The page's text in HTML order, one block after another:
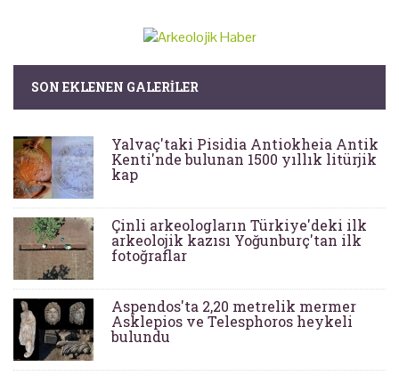
SON EKLENEN GALERILER
Yalvaç'taki Pisidia Antiokheia Antik
Kenti'nde bulunan 1500 yıllık litürjik
kap
Çinli arkeologların Türkiye'deki ilk
arkeolojik kazısı Yoğunburç'tan ilk
fotoğraflar
Aspendos'ta 2,20 metrelik mermer
Asklepios ve Telesphoros heykeli
bulundu